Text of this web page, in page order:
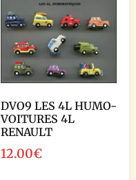
DVO9 LES 4L HUMO-
VOITURES 4L
RENAULT
12.00€